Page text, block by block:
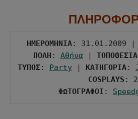
ΗΜΕΡΟΜΗΝΙΑ: 31.01.2009 |
ΠΟΛΗ : Αθήνα | ΤΟΠΟΘΕΣΙΑ
ΤΥΠΟΣ: Party ΚΑΤΗΓΟΡΙΑ:
COSPLAYS
ΦΩΤΟΓΡΑΦΟΙ :